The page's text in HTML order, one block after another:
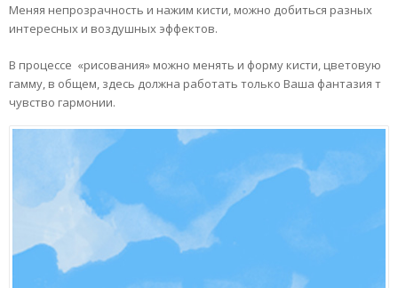
Меняя непрозрачность и нажим кисти, можно добиться разных
интересных и воздушных эффектов.
В процессе «рисования» можно менять и форму кисти, цветовую
гамму, в общем, здесь должна работать только Ваша фантазия т
чувство гармонии.